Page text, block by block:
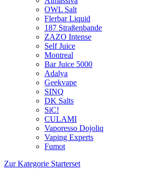
OWL Salt
Flerbar Liquid
187 Straßenbande
ZAZO Intense
Self Juice
Montreal
Bar Juice 5000
Adalya
Geekvape
SINQ
DK Salts
SiC!
CULAMI
Vaporesso Dojoliq
Vaping Experts
Fumot
Zur Kategorie Starterset